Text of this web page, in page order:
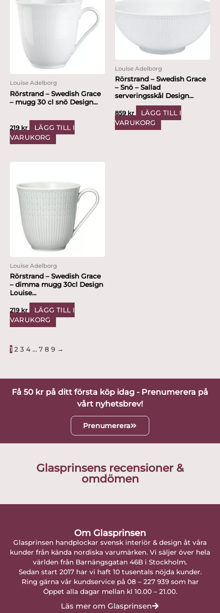
Louise Adelborg
Rörstrand – Swedish Grace
– mugg 30 cl snö Design...
219 kr
LÄGG TILL I
VARUKORG
Louise Adelborg
Rörstrand – Swedish Grace
– Snö – Sallad
serveringsskål Design...
859 kr
LÄGG TILL I
VARUKORG
Louise Adelborg
Rörstrand – Swedish Grace
– dimma mugg 30cl Design
Louise...
219 kr
LÄGG TILL I
VARUKORG
1 2 3 4 … 7 8 9 →
Få 50 kr på ditt första köp idag - Prenumerera på
vårt nyhetsbrev!
Prenumerera
Glasprinsens recensioner &
omdömen
Om Glasprinsen
Glasprinsen handplockar svensk interiör & design åt våra
kunder från kända nordiska varumärken. Vi säljer över hela
världen från Barnängsgatan 46B i Stockholm.
Sedan start 2017 har vi haft 10 tusentals nöjda kunder.
Ring gärna vår kundservice på 08 – 227 939 som har
Öppet alla dagar mellan kl 10.00 – 21.00.
Läs mer om Glasprinsen